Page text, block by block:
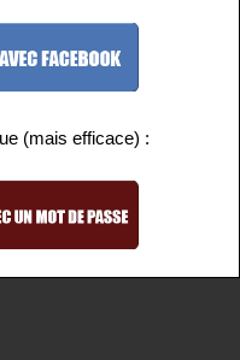
(mais efficace) :